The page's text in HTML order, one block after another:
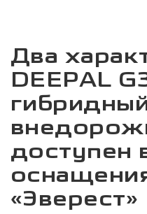
Два
DEEPAL
доступен
«Эверест»